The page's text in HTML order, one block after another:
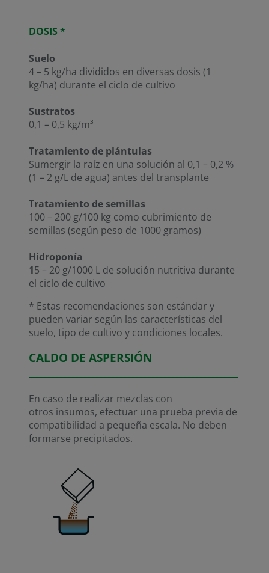
DOSIS *
Suelo
4 – 5 kg/ha divididos en diversas dosis (1
kg/ha) durante el ciclo de cultivo
Sustratos
0,1 – 0,5 kg/m³
Tratamiento de plántulas
Sumergir la raíz en una solución al 0,1 – 0,2 %
(1 – 2 g/L de agua) antes del transplante
Tratamiento de semillas
100 – 200 g/100 kg como cubrimiento de
semillas (según peso de 1000 gramos)
Hidroponía
15 – 20 g/1000 L de solución nutritiva durante
el ciclo de cultivo
* Estas recomendaciones son estándar y
pueden variar según las características del
suelo, tipo de cultivo y condiciones locales.
CALDO DE ASPERSIÓN
En caso de realizar mezclas con
otros insumos, efectuar una prueba previa de
compatibilidad a pequeña escala. No deben
formarse precipitados.